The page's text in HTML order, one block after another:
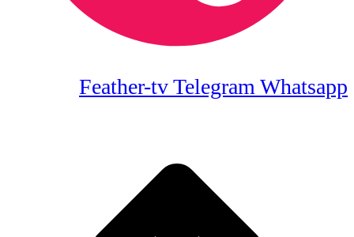
Feather-tvTelegram Whatsapp